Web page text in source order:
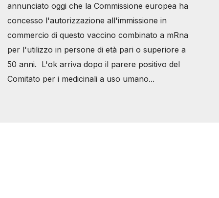
annunciato oggi che la Commissione europea ha
concesso l'autorizzazione all'immissione in
commercio di questo vaccino combinato a mRna
per l'utilizzo in persone di età pari o superiore a
50 anni. L'ok arriva dopo il parere positivo del
Comitato per i medicinali a uso umano...